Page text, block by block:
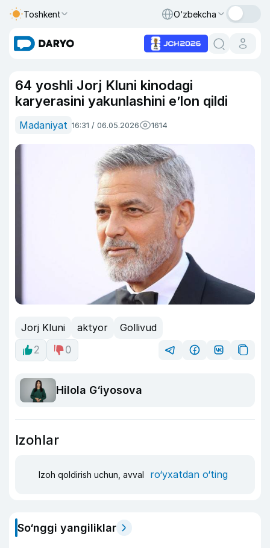
Toshkent O‘zbekcha
64 yoshli Jorj Kluni kinodagi
karyerasini yakunlashini e’lon qildi
Madaniyat 16:31 / 06.05.2026 1614
Jorj Kluni aktyor
Gollivud
2
0
Hilola G‘iyosova
Izohlar
Izoh qoldirish uchun, avval ro‘yxatdan o‘ting
So‘nggi yangiliklar